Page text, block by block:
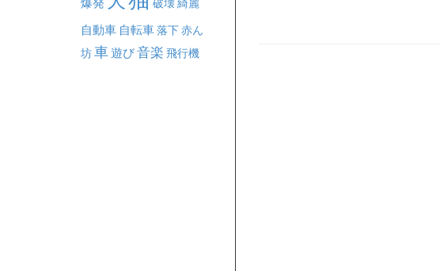
爆発 破壊綺麗
自動車 自転車落下赤ん
坊車遊び音楽 飛行機